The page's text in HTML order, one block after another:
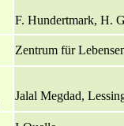
F. Hundertmark, H.
Zentrum für
Jalal Megdad,